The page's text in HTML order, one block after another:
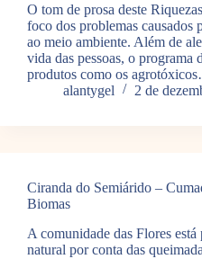
O tom de prosa deste
foco dos problemas causados
ao meio ambiente. Além de
vida das pessoas, o programa
produtos como os
alantygel
2 de
Ciranda do Semiárido –
Biomas
A comunidade das Flores está
natural por conta das